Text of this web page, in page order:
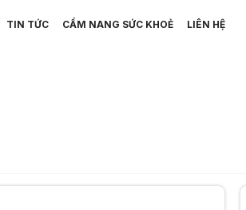
TIN TỨC CẨM NANG SỨC KHOẺ LIÊN HỆ